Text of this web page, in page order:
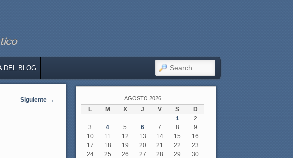
DEL BLOG SEARCH
Siguiente → AGOSTO 2026
L M X J V S
D
1
2
3
4 5 6 7 8
9
10
11 12 13 14 15
16
17
18 19 20 21 22
23
24
25 26 27 28 29
30